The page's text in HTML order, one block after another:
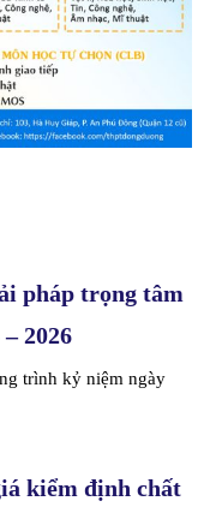
pháp trọng tâm
2026
trình kỷ niệm ngày
kiểm định chất